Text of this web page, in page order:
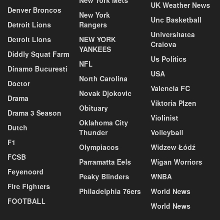
Denver Broncos
Detroit Lions
Detroit Lions
Diddly Squat Farm
Dinamo Bucuresti
Doctor
Drama
Drama 3 Season
Dutch
F1
FCSB
Feyenoord
Fire Fighters
FOOTBALL
New York
Rangers
NEW YORK
YANKEES
NFL
North Carolina
Novak Djokovic
Obituary
Oklahoma City
Thunder
Olympiacos
Parramatta Eels
Peaky Blinders
Philadelphia 76ers
UK Weather News
Unc Basketball
Universitatea
Craiova
Us Politics
USA
Valencia FC
Viktoria Plzen
Violinist
Volleyball
Widzew Łódź
Wigan Worriors
WNBA
World News
World News